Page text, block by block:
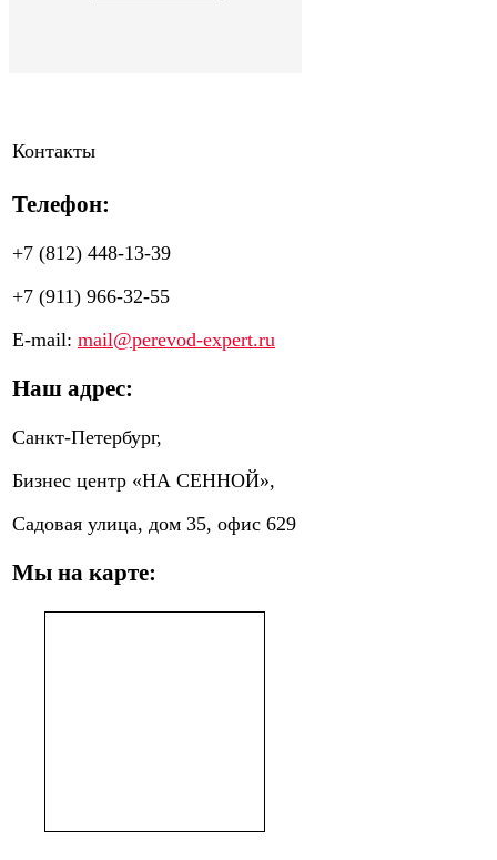
Контакты
Телефон:
+7 (812) 448-13-39
+7 (911) 966-32-55
E-mail: mail@perevod-expert.ru
Наш адрес:
Санкт-Петербург,
Бизнес центр «НА СЕННОЙ»,
Садовая улица, дом 35, офис 629
Мы на карте: